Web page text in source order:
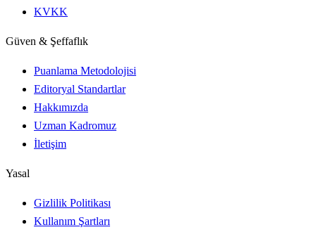
KVKK
Güven & Şeffaflık
Puanlama Metodolojisi
Editoryal Standartlar
Hakkımızda
Uzman Kadromuz
İletişim
Yasal
Gizlilik Politikası
Kullanım Şartları